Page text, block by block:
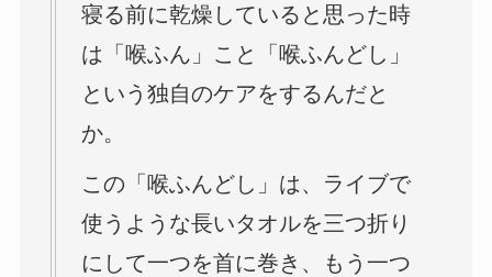
寝る前に乾燥していると思った時
は「喉ふん」こと「喉ふんどし」
という独自のケアをするんだと
か。
この「喉ふんどし」は、ライブで
使うような長いタオルを三つ折り
にして一つを首に巻き、もう一つ